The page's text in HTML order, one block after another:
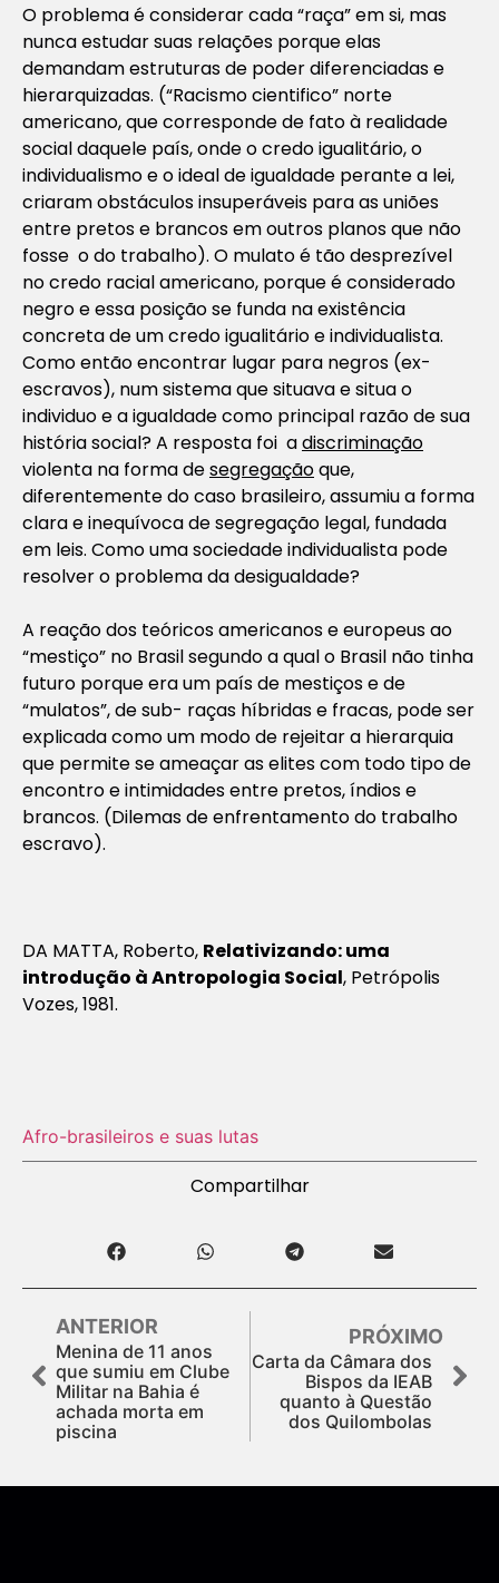
O problema é considerar cada “raça” em si, mas
nunca estudar suas relações porque elas
demandam estruturas de poder diferenciadas e
hierarquizadas. (“Racismo cientifico” norte
americano, que corresponde de fato à realidade
social daquele país, onde o credo igualitário, o
individualismo e o ideal de igualdade perante a lei,
criaram obstáculos insuperáveis para as uniões
entre pretos e brancos em outros planos que não
fosse o do trabalho). O mulato é tão desprezível
no credo racial americano, porque é considerado
negro e essa posição se funda na existência
concreta de um credo igualitário e individualista.
Como então encontrar lugar para negros (ex-
escravos), num sistema que situava e situa o
individuo e a igualdade como principal razão de sua
história social? A resposta foi adiscriminação
violenta na forma desegregaçãoque,
diferentemente do caso brasileiro, assumiu a forma
clara e inequívoca de segregação legal, fundada
em leis. Como uma sociedade individualista pode
resolver o problema da desigualdade?
A reação dos teóricos americanos e europeus ao
“mestiço” no Brasil segundo a qual o Brasil não tinha
futuro porque era um país de mestiços e de
“mulatos”, de sub- raças híbridas e fracas, pode ser
explicada como um modo de rejeitar a hierarquia
que permite se ameaçar as elites com todo tipo de
encontro e intimidades entre pretos, índios e
brancos. (Dilemas de enfrentamento do trabalho
escravo).
DA MATTA, Roberto, Relativizando: uma
introdução à Antropologia Social, Petrópolis
Vozes, 1981.
Afro-brasileiros e suas lutas
Compartilhar
ANTERIOR
Menina de 11 anos
que sumiu em Clube
Militar na Bahia é
achada morta em
piscina
PRÓXIMO
Carta da Câmara dos
Bispos da IEAB
quanto à Questão
dos Quilombolas